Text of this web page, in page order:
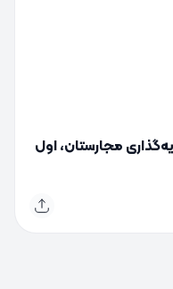
مجارستان، اول